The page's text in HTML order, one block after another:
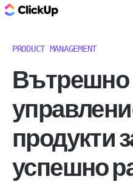
PRODUCT MANAGEMENT
Вътрешно
продукти
успешно